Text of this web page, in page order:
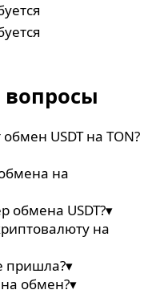
USDT на TON?
на
USDT?▾
на
пришла?▾
обмен?▾